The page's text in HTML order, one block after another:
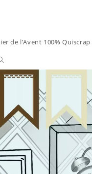
de l’Avent 100% Quiscrap
website